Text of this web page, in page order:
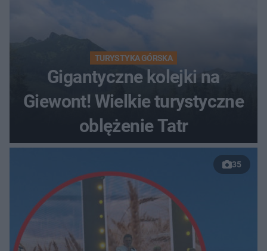
TURYSTYKA GÓRSKA
Gigantyczne kolejki na
Giewont! Wielkie turystyczne
oblężenie Tatr
35